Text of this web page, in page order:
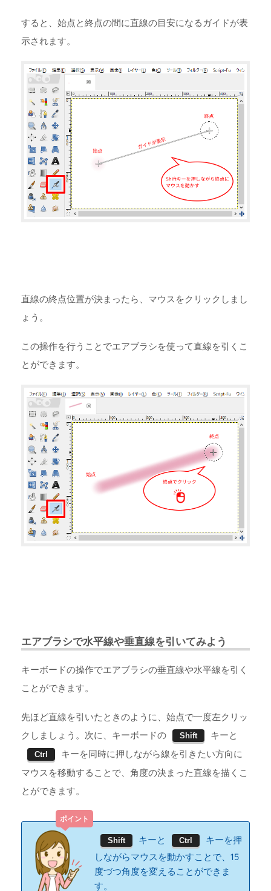
すると、始点と終点の間に直線の目安になるガイドが表
示されます。
直線の終点位置が決まったら、マウスをクリックしまし
ょう。
この操作を行うことでエアブラシを使って直線を引くこ
とができます。
エアブラシで水平線や垂直線を引いてみよう
キーボードの操作でエアブラシの垂直線や水平線を引く
ことができます。
先ほど直線を引いたときのように、始点で一度左クリッ
クしましょう。次に、キーボードの
Shift キーと
Ctrl
キーを同時に押しながら線を引きたい方向に
マウスを移動することで、角度の決まった直線を描くこ
とができます。
Shift キーと Ctrl
キーを押
しながらマウスを動かすことで、15
度づつ角度を変えることができま
す。